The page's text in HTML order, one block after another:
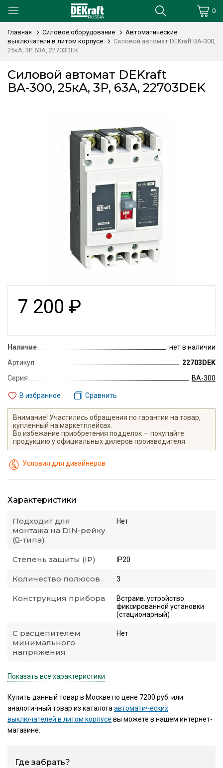
0
Главная Силовое оборудование
Автоматические
выключатели в литом корпусе
Силовой автомат DEKraft ВА-300,
25кА, 3P, 63А, 22703DEK
Силовой автомат DEKraft
ВА-300, 25кА, 3P, 63А, 22703DEK
7 200 ₽
Наличие
нет в наличии
Артикул
22703DEK
Серия
ВА-300
В избранное Сравнить
Внимание! Участились обращения по гарантии на товар,
купленный на маркетплейсах.
Во избежание приобретения подделок — покупайте
продукцию у официальных дилеров производителя
Условия для дизайнеров
Характеристики
Подходит для
монтажа на DIN-рейку
(Ω-типа)
Нет
Степень защиты (IP) IP20
Количество полюсов 3
Конструкция прибора
Встраив. устройство
фиксированной установки
(стационарный)
С расцепителем
минимального
напряжения
Нет
Показать все характеристики
Купить данный товар в Москве по цене 7200 руб. или
аналогичный товар из каталогаавтоматических
выключателей в литом корпусе вы можете в нашем интернет-
магазине.
Где забрать?